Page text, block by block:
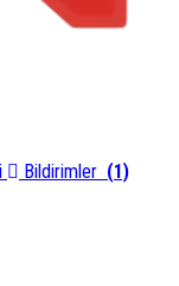
Bildirimler (1)